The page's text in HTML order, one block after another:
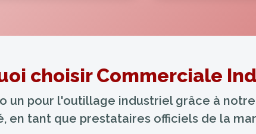
choisir Commerciale
un pour l'outillage industriel grâce à
en tant que prestataires officiels de la